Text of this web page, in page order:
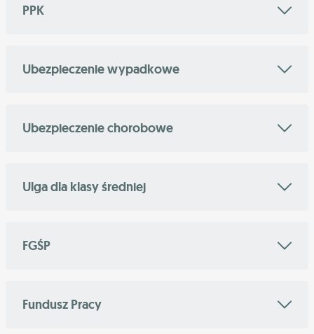
PPK
Ubezpieczenie wypadkowe
Ubezpieczenie chorobowe
Ulga dla klasy średniej
FGŚP
Fundusz Pracy